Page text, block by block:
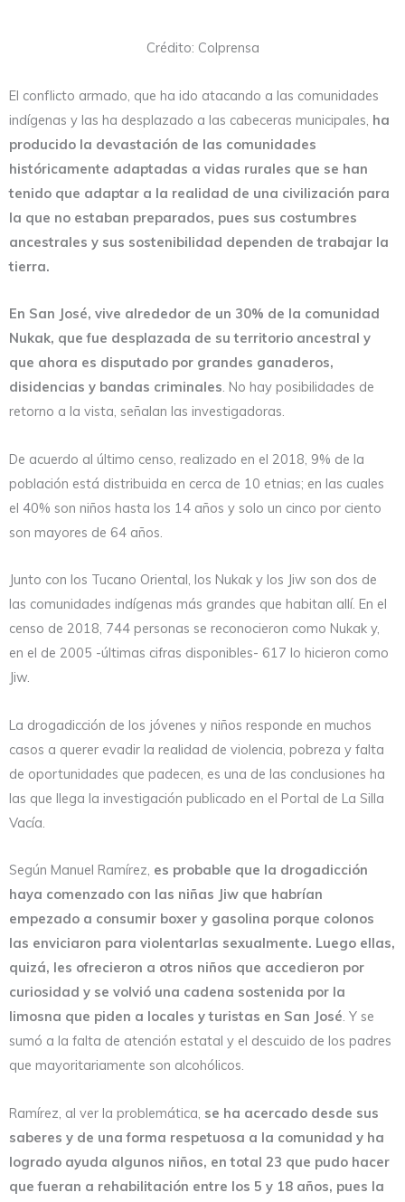
Crédito: Colprensa
El conflicto armado, que ha ido atacando a las comunidades
indígenas y las ha desplazado a las cabeceras municipales, ha
producido la devastación de las comunidades
históricamente adaptadas a vidas rurales que se han
tenido que adaptar a la realidad de una civilización para
la que no estaban preparados, pues sus costumbres
ancestrales y sus sostenibilidad dependen de trabajar la
tierra.
En San José, vive alrededor de un 30% de la comunidad
Nukak, que fue desplazada de su territorio ancestral y
que ahora es disputado por grandes ganaderos,
disidencias y bandas criminales. No hay posibilidades de
retorno a la vista, señalan las investigadoras.
De acuerdo al último censo, realizado en el 2018, 9% de la
población está distribuida en cerca de 10 etnias; en las cuales
el 40% son niños hasta los 14 años y solo un cinco por ciento
son mayores de 64 años.
Junto con los Tucano Oriental, los Nukak y los Jiw son dos de
las comunidades indígenas más grandes que habitan allí. En el
censo de 2018, 744 personas se reconocieron como Nukak y,
en el de 2005 -últimas cifras disponibles- 617 lo hicieron como
Jiw.
La drogadicción de los jóvenes y niños responde en muchos
casos a querer evadir la realidad de violencia, pobreza y falta
de oportunidades que padecen, es una de las conclusiones ha
las que llega la investigación publicado en el Portal de La Silla
Vacía.
Según Manuel Ramírez, es probable que la drogadicción
haya comenzado con las niñas Jiw que habrían
empezado a consumir boxer y gasolina porque colonos
las enviciaron para violentarlas sexualmente. Luego ellas,
quizá, les ofrecieron a otros niños que accedieron por
curiosidad y se volvió una cadena sostenida por la
limosna que piden a locales y turistas en San José. Y se
sumó a la falta de atención estatal y el descuido de los padres
que mayoritariamente son alcohólicos.
Ramírez, al ver la problemática, se ha acercado desde sus
saberes y de una forma respetuosa a la comunidad y ha
logrado ayuda algunos niños, en total 23 que pudo hacer
que fueran a rehabilitación entre los 5 y 18 años, pues la